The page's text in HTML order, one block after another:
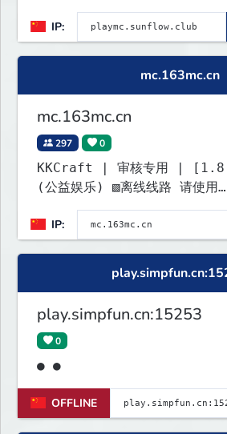
IP:
mc.163mc.cn
mc.163mc.cn
297 0
KKCraft | 审核专用 |
(公益娱乐) ▧离线线路 请使用
163mc.cn:25564加入 玩家
IP:
play.simpfun.cn:15253
0
● ●
OFFLINE